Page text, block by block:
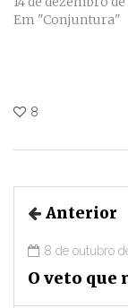
Em "Conjuntura"
8
Anterior
8 de outubro
O veto que